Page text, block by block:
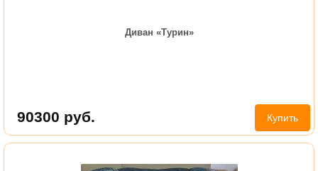
Диван «Турин»
90300 руб. Купить